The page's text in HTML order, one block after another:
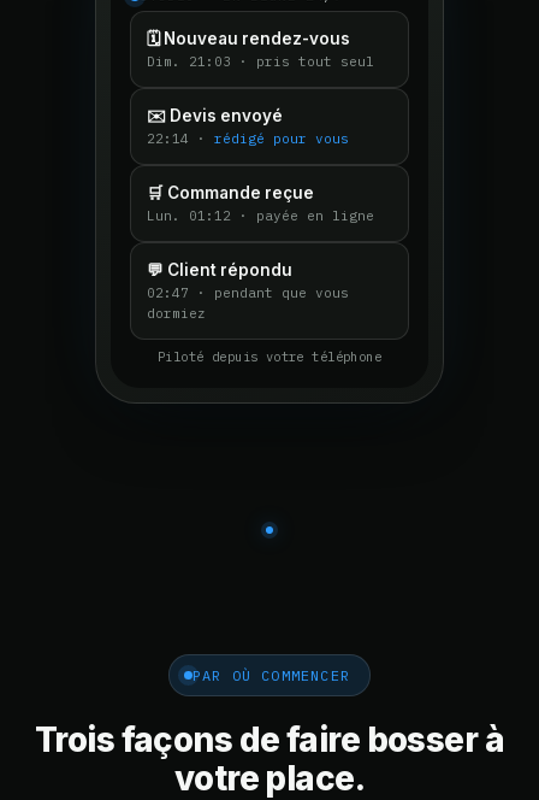
🗓️ Nouveau rendez-vous
Dim. 21:03 · pris tout seul
✉️ Devis envoyé
22:14 · rédigé pour vous
🛒 Commande reçue
Lun. 01:12 · payée en ligne
💬 Client répondu
02:47 · pendant que vous
dormiez
Piloté depuis votre téléphone
PAR OÙ COMMENCER
Trois façons de faire bosser à
votre place.